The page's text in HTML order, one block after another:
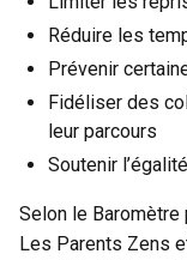
Réduire les
Prévenir
Fidéliser des
leur parcours
Soutenir
Selon le Baromètre
Les Parents Zens